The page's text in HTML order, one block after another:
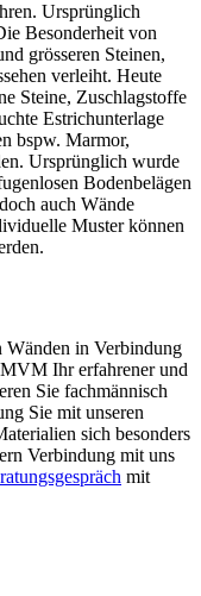
Ursprünglich
Besonderheit von
grösseren Steinen,
verleiht. Heute
Steine, Zuschlagstoffe
Estrichunterlage
bspw. Marmor,
Ursprünglich wurde
Bodenbelägen
auch Wände
Muster können
Wänden in Verbindung
Ihr erfahrener und
Sie fachmännisch
Sie mit unseren
sich besonders
Verbindung mit uns
mit